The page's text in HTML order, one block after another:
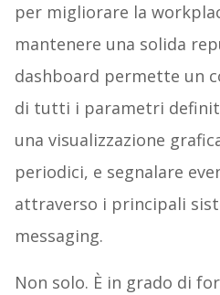
per migliorare la
mantenere una solida
dashboard permette un
di tutti i parametri
una visualizzazione
periodici, e segnalare
attraverso i principali
messaging.
Non solo. È in grado di